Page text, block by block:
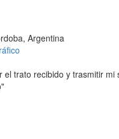
Argentina
el trato recibido y trasmitir mi